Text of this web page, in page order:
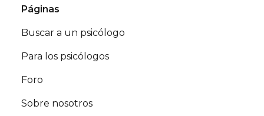
Páginas
Buscar a un psicólogo
Para los psicólogos
Foro
Sobre nosotros